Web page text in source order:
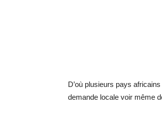
D’où plusieurs pays
demande locale voir même